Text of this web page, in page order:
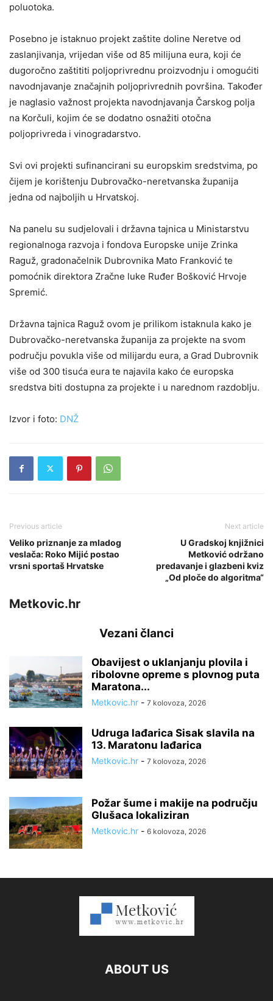
poluotoka.
Posebno je istaknuo projekt zaštite doline Neretve od
zaslanjivanja, vrijedan više od 85 milijuna eura, koji će
dugoročno zaštititi poljoprivrednu proizvodnju i omogućiti
navodnjavanje značajnih poljoprivrednih površina. Također
je naglasio važnost projekta navodnjavanja Čarskog polja
na Korčuli, kojim će se dodatno osnažiti otočna
poljoprivreda i vinogradarstvo.
Svi ovi projekti sufinancirani su europskim sredstvima, po
čijem je korištenju Dubrovačko-neretvanska županija
jedna od najboljih u Hrvatskoj.
Na panelu su sudjelovali i državna tajnica u Ministarstvu
regionalnoga razvoja i fondova Europske unije Zrinka
Raguž, gradonačelnik Dubrovnika Mato Franković te
pomoćnik direktora Zračne luke Ruđer Bošković Hrvoje
Spremić.
Državna tajnica Raguž ovom je prilikom istaknula kako je
Dubrovačko-neretvanska županija za projekte na svom
području povukla više od milijardu eura, a Grad Dubrovnik
više od 300 tisuća eura te najavila kako će europska
sredstva biti dostupna za projekte i u narednom razdoblju.
Izvor i foto: DNŽ
Previous article
Veliko priznanje za mladog
veslača: Roko Mijić postao
vrsni sportaš Hrvatske
Next article
U Gradskoj knjižnici
Metković održano
predavanje i glazbeni kviz
„Od ploče do algoritma“
Metkovic.hr
Vezani članci
Obavijest o uklanjanju plovila i
ribolovne opreme s plovnog puta
Maratona...
Metkovic.hr - 7 kolovoza, 2026
Udruga lađarica Sisak slavila na
13. Maratonu lađarica
Metkovic.hr - 7 kolovoza, 2026
Požar šume i makije na području
Glušaca lokaliziran
Metkovic.hr - 6 kolovoza, 2026
ABOUT US